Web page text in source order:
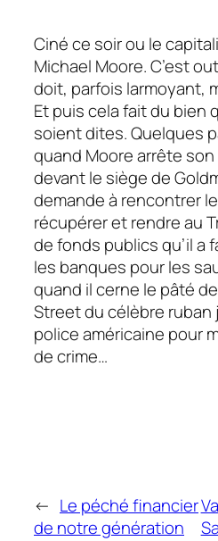
Ciné ce soir ou le
Michael Moore. C’est
doit, parfois larmoyant,
Et puis cela fait du bien
soient dites. Quelques
quand Moore arrête
devant le siège de
demande à rencontrer
récupérer et rendre au
de fonds publics qu’il a
les banques pour les
quand il cerne le pâté
Streetdu célèbre ruban
police américaine pour
de crime…
← Le péché financier
de notre génération